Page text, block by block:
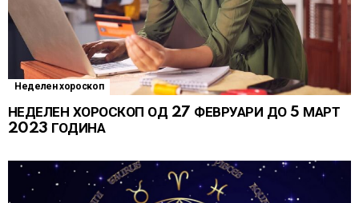
Неделен хороскоп
НЕДЕЛЕН ХОРОСКОП ОД 27 ФЕВРУАРИ ДО 5 МАРТ
2023 ГОДИНА